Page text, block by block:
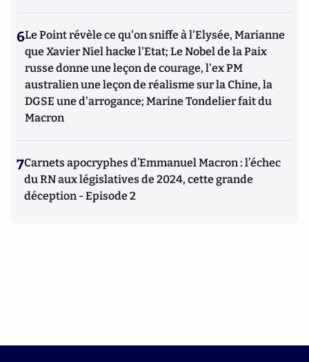
6Le Point révèle ce qu'on sniffe à l'Elysée, Marianne
que Xavier Niel hacke l'Etat; Le Nobel de la Paix
russe donne une leçon de courage, l'ex PM
australien une leçon de réalisme sur la Chine, la
DGSE une d'arrogance; Marine Tondelier fait du
Macron
7Carnets apocryphes d’Emmanuel Macron : l’échec
du RN aux législatives de 2024, cette grande
déception - Episode 2